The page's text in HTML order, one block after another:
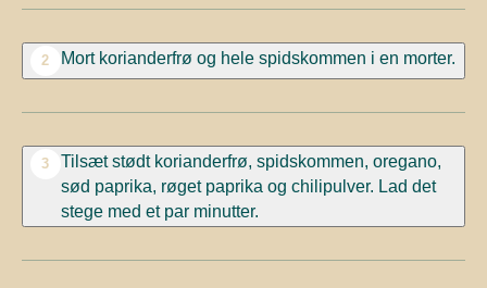
2 Mort korianderfrø og hele spidskommen i en morter.
3
Tilsæt stødt korianderfrø, spidskommen, oregano,
sød paprika, røget paprika og chilipulver. Lad det
stege med et par minutter.